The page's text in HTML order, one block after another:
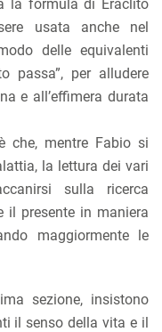
la formula di Eraclito
usata anche nel
delle equivalenti
passa”, per alludere
e all’effimera durata
che, mentre Fabio si
la lettura dei vari
sulla ricerca
il presente in maniera
maggiormente le
sezione, insistono
il senso della vita e il